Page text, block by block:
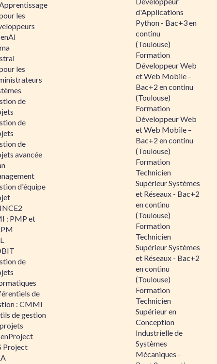
les
les
de
de
de
avancée
d'équipe
: PMP et
de
de
: CMMI
de gestion
Project
d'Applications
Python - Bac+3 en
continu
(Toulouse)
Formation
Développeur Web
et Web Mobile –
Bac+2 en continu
(Toulouse)
Formation
Développeur Web
et Web Mobile –
Bac+2 en continu
(Toulouse)
Formation
Technicien
Supérieur Systèmes
et Réseaux - Bac+2
en continu
(Toulouse)
Formation
Technicien
Supérieur Systèmes
et Réseaux - Bac+2
en continu
(Toulouse)
Formation
Technicien
Supérieur en
Conception
Industrielle de
Systèmes
Mécaniques -